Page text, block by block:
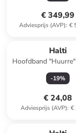
€ 349,99
Adviesprijs (AVP): €
Halti
Hoofdband
-19%
€ 24,08
Adviesprijs (AVP): €